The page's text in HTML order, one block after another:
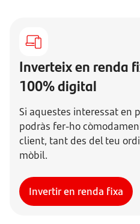
Inverteix en renda
100% digital
Si aquestes interessat en
podràs fer-ho
client, tant des del teu
mòbil.
Invertir en renda fixa